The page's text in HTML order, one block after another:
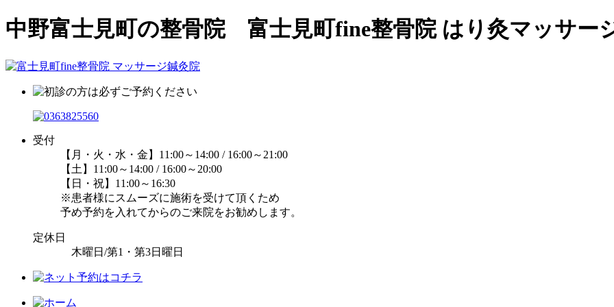
中野富士見町の整骨院 富士見町fine整骨院 はり灸マッサー
受付
【月・火・水・金】11:00～14:00 / 16:00～21:00
【土】11:00～14:00 / 16:00～20:00
【日・祝】11:00～16:30
※患者様にスムーズに施術を受けて頂くため
予め予約を入れてからのご来院をお勧めします。
定休日
木曜日/第1・第3日曜日